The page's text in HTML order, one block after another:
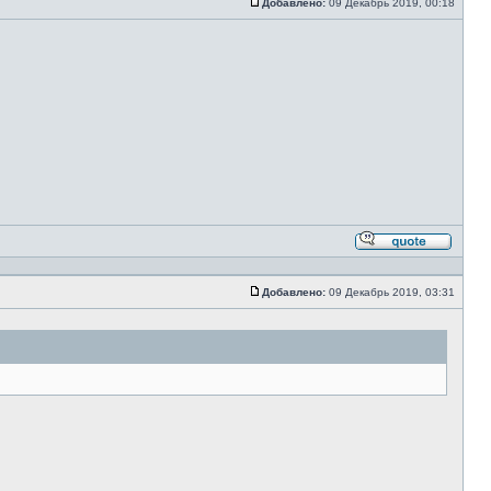
Сообщение
Добавлено: 09 Декабрь 2019, 00:18
Сообщение
Добавлено: 09 Декабрь 2019, 03:31